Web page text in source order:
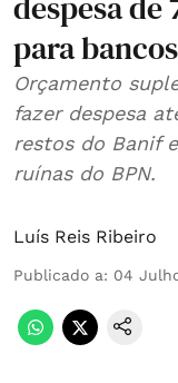
para
Orçamento
fazer despesa
restos do Banif
ruínas do BPN.
Luís Reis Ribeiro
Publicado a: 04